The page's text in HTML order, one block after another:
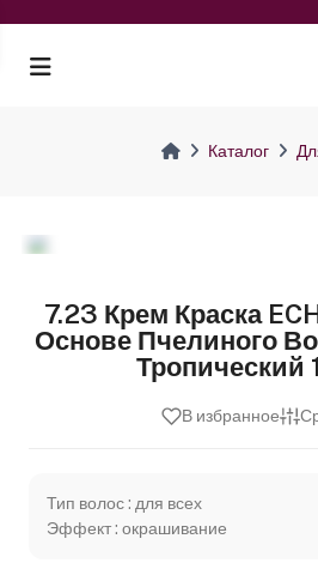
Каталог
7.23 Крем Краска
Основе Пчелиного
Тропический
В избранное
Тип волос : для всех
Эффект : окрашивание